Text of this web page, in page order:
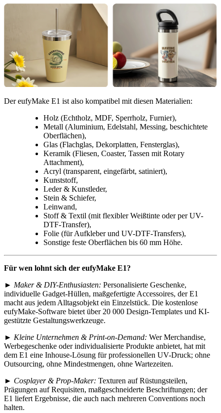
Der eufyMake E1 ist also kompatibel mit diesen Materialien:
Holz (Echtholz, MDF, Sperrholz, Furnier),
Metall (Aluminium, Edelstahl, Messing, beschichtete
Oberflächen),
Glas (Flachglas, Dekorplatten, Fensterglas),
Keramik (Fliesen, Coaster, Tassen mit Rotary
Attachment),
Acryl (transparent, eingefärbt, satiniert),
Kunststoff,
Leder & Kunstleder,
Stein & Schiefer,
Leinwand,
Stoff & Textil (mit flexibler Weißtinte oder per UV-
DTF-Transfer),
Folie (für Aufkleber und UV-DTF-Transfers),
Sonstige feste Oberflächen bis 60 mm Höhe.
Für wen lohnt sich der eufyMake E1?
► Maker & DIY-Enthusiasten: Personalisierte Geschenke,
individuelle Gadget-Hüllen, maßgefertigte Accessoires, der E1
macht aus jedem Alltagsobjekt ein Einzelstück. Die kostenlose
eufyMake-Software bietet über 20 000 Design-Templates und KI-
gestützte Gestaltungswerkzeuge.
► Kleine Unternehmen & Print-on-Demand: Wer Merchandise,
Werbegeschenke oder individualisierte Produkte anbietet, hat mit
dem E1 eine Inhouse-Lösung für professionellen UV-Druck; ohne
Outsourcing, ohne Mindestmengen, ohne Wartezeiten.
► Cosplayer & Prop-Maker: Texturen auf Rüstungsteilen,
Prägungen auf Requisiten, maßgeschneiderte Beschriftungen; der
E1 liefert Ergebnisse, die auch nach mehreren Conventions noch
halten.